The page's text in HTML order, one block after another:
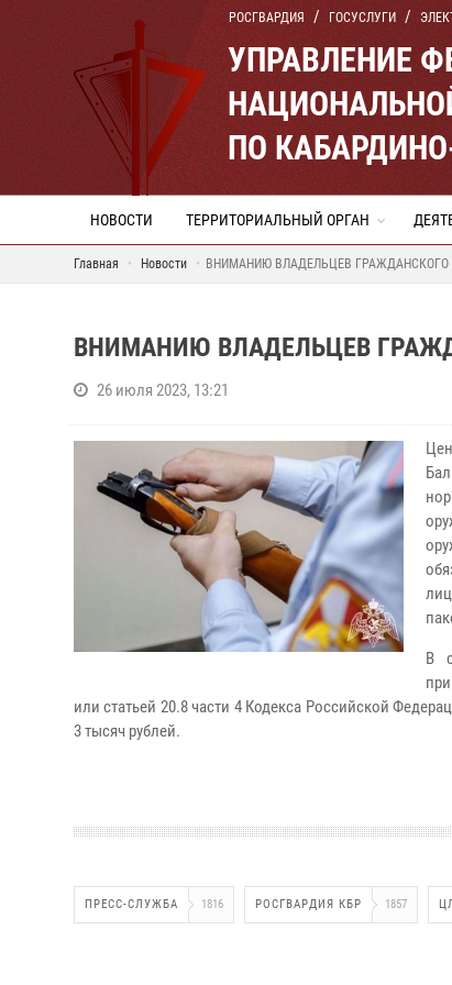
РОСГВАРДИЯ ГОСУСЛУГИ
УПРАВЛЕНИЕ
ПО
НОВОСТИ ТЕРРИТОРИАЛЬНЫЙ ОРГАН
Главная Новости ВНИМАНИЮ ВЛАДЕЛЬЦЕВ
ВНИМАНИЮ ВЛАДЕЛЬЦЕВ
26 июля 2023, 13:21
В
или статьей 20.8 части 4 Кодекса Российской
3 тысяч рублей.
ПРЕСС-СЛУЖБА 1816 РОСГВАРДИЯ КБР 1857